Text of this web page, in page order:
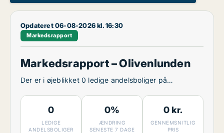
Opdateret 06-08-2026 kl. 16:30
Markedsrapport
Markedsrapport – Olivenlunden
Der er i øjeblikket 0 ledige andelsboliger på
0
LEDIGE
ANDELSBOLIGER
0%
ÆNDRING
SENESTE 7 DAGE
0 kr.
GENNEMSNITLIG
PRIS